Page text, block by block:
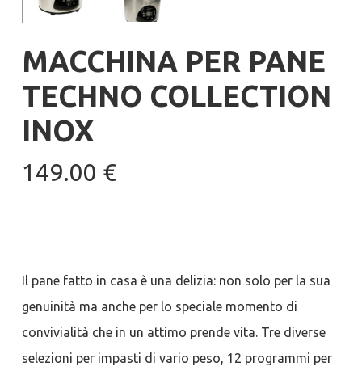
MACCHINA PER PANE
TECHNO COLLECTION
INOX
149.00 €
Il pane fatto in casa è una delizia: non solo per la sua
genuinità ma anche per lo speciale momento di
convivialità che in un attimo prende vita. Tre diverse
selezioni per impasti di vario peso, 12 programmi per